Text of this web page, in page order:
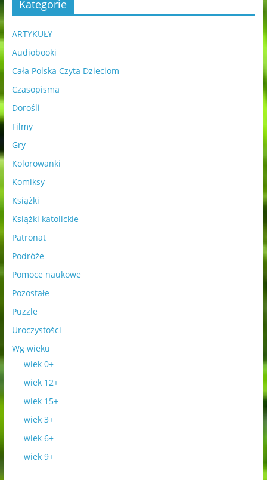
Kategorie
ARTYKUŁY
Audiobooki
Cała Polska Czyta Dzieciom
Czasopisma
Dorośli
Filmy
Gry
Kolorowanki
Komiksy
Książki
Książki katolickie
Patronat
Podróże
Pomoce naukowe
Pozostałe
Puzzle
Uroczystości
Wg wieku
wiek 0+
wiek 12+
wiek 15+
wiek 3+
wiek 6+
wiek 9+